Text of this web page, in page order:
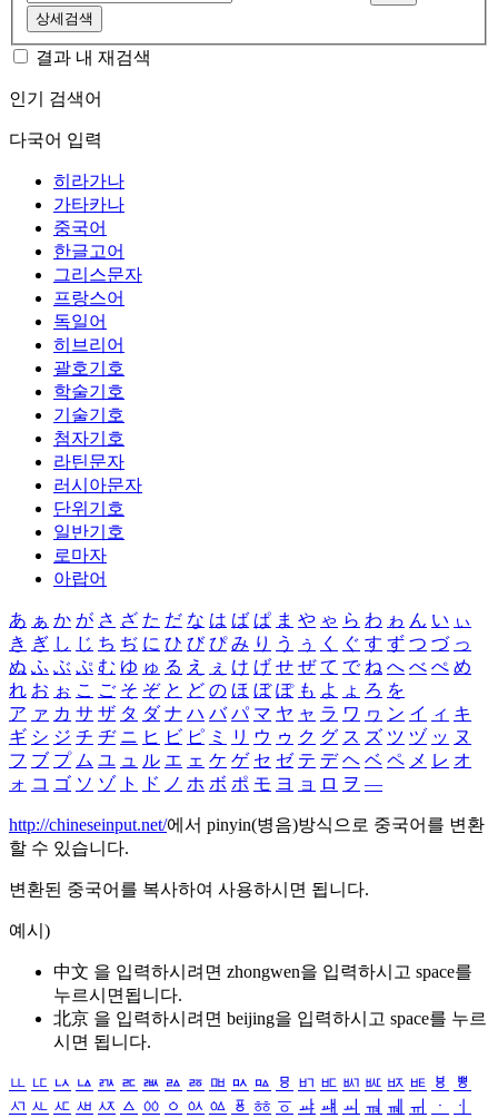
상세검색
결과 내 재검색
인기 검색어
다국어 입력
히라가나
가타카나
중국어
한글고어
그리스문자
프랑스어
독일어
히브리어
괄호기호
학술기호
기술기호
첨자기호
라틴문자
러시아문자
단위기호
일반기호
로마자
아랍어
あ ぁ か が さ ざ た だ な は ば ぱ ま や ゃ ら わ ゎ ん い ぃ
き ぎ し じ ち ぢ に ひ び ぴ み り う ぅ く ぐ す ず つ づ っ
ぬ ふ ぶ ぷ む ゆ ゅ る え ぇ け げ せ ぜ て で ね へ べ ぺ め
れ お ぉ こ ご そ ぞ と ど の ほ ぼ ぽ も よ ょ ろ を
ア ァ カ サ ザ タ ダ ナ ハ バ パ マ ヤ ャ ラ ワ ヮ ン イ ィ キ
ギ シ ジ チ ヂ ニ ヒ ビ ピ ミ リ ウ ゥ ク グ ス ズ ツ ヅ ッ ヌ
フ ブ プ ム ユ ュ ル エ ェ ケ ゲ セ ゼ テ デ ヘ ベ ペ メ レ オ
ォ コ ゴ ソ ゾ ト ド ノ ホ ボ ポ モ ヨ ョ ロ ヲ ―
http://chineseinput.net/에서 pinyin(병음)방식으로 중국어를 변환
할 수 있습니다.
변환된 중국어를 복사하여 사용하시면 됩니다.
예시)
中文 을 입력하시려면 zhongwen을 입력하시고 space를
누르시면됩니다.
北京 을 입력하시려면 beijing을 입력하시고 space를 누르
시면 됩니다.
ㅥ ㅦ ㅧ ㅨ ㅩ ㅪ ㅫ ㅬ ㅭ ㅮ ㅯ ㅰ ㅱ ㅲ ㅳ ㅴ ㅵ ㅶ ㅷ ㅸ
ㅹ
ㅺ ㅻ ㅼ ㅽ ㅾ ㅿ ㆀ ㆁ ㆂ ㆃ ㆄ ㆅ ㆆ ㆇ ㆈ ㆉ ㆊ ㆋ ㆌ ㆍ
ㆎ